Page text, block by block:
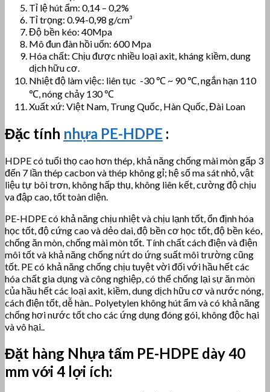
Tỉ lệ hút ẩm: 0,14 – 0,2%
Tỉ trọng: 0.94-0,98 g/cm³
Độ bền kéo: 40Mpa
Mô đun đàn hồi uốn: 600 Mpa
Hóa chất: Chịu được nhiều loại axit, kháng kiềm, dung
dịch hữu cơ.
Nhiệt độ làm việc: liên tục -30 ℃ ~ 90 ℃, ngắn hạn 110
℃, nóng chảy 130 ℃
Xuất xứ: Việt Nam, Trung Quốc, Hàn Quốc, Đài Loan
Đặc tính nhựa PE-HDPE :
HDPE cótuổi thọ cao hơn thép, khả năng chống mài mòn gấp 3
đến 7 lần thép cacbon và thép không gỉ; hệ số ma sát nhỏ, vật
liệu tự bôi trơn, không hấp thụ, không liên kết, cường độ chịu
va đập cao, tốt toàn diện.
PE-HDPE có khả năng chịu nhiệt và chịu lạnh tốt, ổn định hóa
học tốt, độ cứng cao và dẻo dai, độ bền cơ học tốt, độ bền kéo,
chống ăn mòn, chống mài mòn tốt. Tính chất cách điện và điện
môi tốt và khả năng chống nứt do ứng suất môi trường cũng
tốt. PE có khả năng chống chịu tuyệt vời đối với hầu hết các
hóa chất gia dụng và công nghiệp, có thể chống lại sự ăn mòn
của hầu hết các loại axit, kiềm, dung dịch hữu cơ và nước nóng,
cách điện tốt, dễ hàn.. Polyetylen không hút ẩm và có khả năng
chống hơi nước tốt cho các ứng dụng đóng gói, không độc hại
và vô hại..
Đặt hàng Nhựa tấm PE-HDPE dày 40
mm với 4 lợi ích: